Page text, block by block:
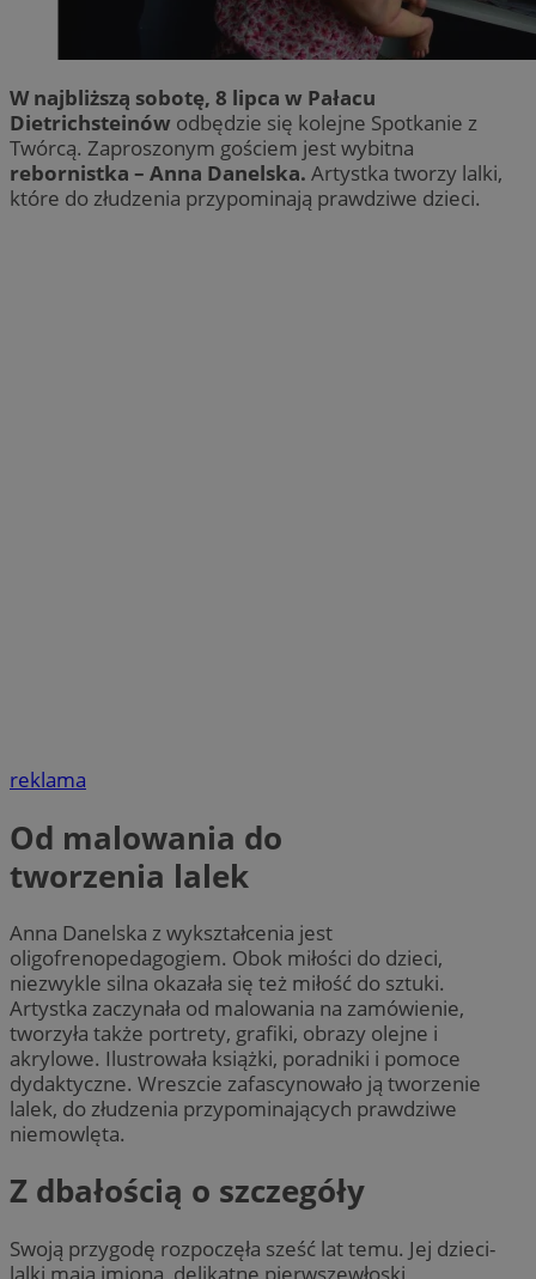
W najbliższą sobotę, 8 lipca w Pałacu
Dietrichsteinów odbędzie się kolejne Spotkanie z
Twórcą. Zaproszonym gościem jest wybitna
rebornistka – Anna Danelska. Artystka tworzy lalki,
które do złudzenia przypominają prawdziwe dzieci.
reklama
Od malowania do
tworzenia lalek
Anna Danelska z wykształcenia jest
oligofrenopedagogiem. Obok miłości do dzieci,
niezwykle silna okazała się też miłość do sztuki.
Artystka zaczynała od malowania na zamówienie,
tworzyła także portrety, grafiki, obrazy olejne i
akrylowe. Ilustrowała książki, poradniki i pomoce
dydaktyczne. Wreszcie zafascynowało ją tworzenie
lalek, do złudzenia przypominających prawdziwe
niemowlęta.
Z dbałością o szczegóły
Swoją przygodę rozpoczęła sześć lat temu. Jej dzieci-
lalki mają imiona, delikatne pierwszewłoski,